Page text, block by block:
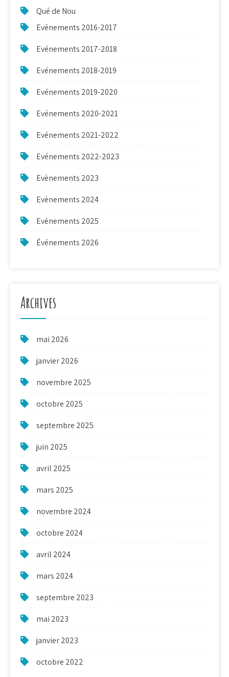
Qué de Nou
Evénements 2016-2017
Evénements 2017-2018
Evénements 2018-2019
Evénements 2019-2020
Evénements 2020-2021
Evénements 2021-2022
Evénements 2022-2023
Evènements 2023
Evènements 2024
Evènements 2025
Événements 2026
Archives
mai 2026
janvier 2026
novembre 2025
octobre 2025
septembre 2025
juin 2025
avril 2025
mars 2025
novembre 2024
octobre 2024
avril 2024
mars 2024
septembre 2023
mai 2023
janvier 2023
octobre 2022